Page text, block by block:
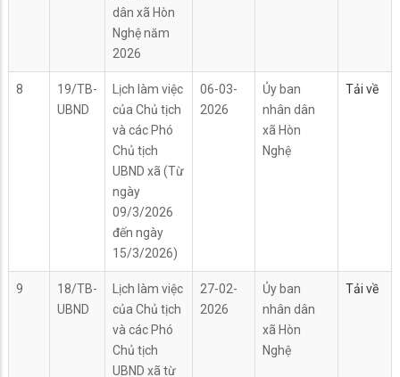
dân xã Hòn
Nghệ năm
2026
8
19/TB-
UBND
Lịch làm việc
của Chủ tịch
và các Phó
Chủ tịch
UBND xã (Từ
ngày
09/3/2026
đến ngày
15/3/2026)
06-03-
2026
Ủy ban
nhân dân
xã Hòn
Nghệ
Tải về
9
18/TB-
UBND
Lịch làm việc
của Chủ tịch
và các Phó
Chủ tịch
UBND xã từ
27-02-
2026
Ủy ban
nhân dân
xã Hòn
Nghệ
Tải về